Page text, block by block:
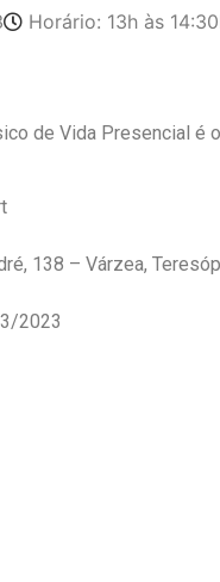
Horário: 13h às
de Vida Presencial
138 – Várzea,
2023